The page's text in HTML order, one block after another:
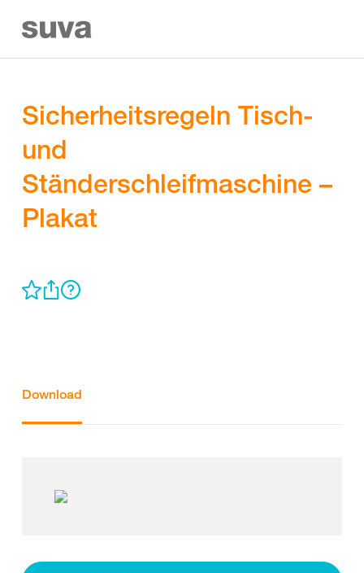
Sicherheitsregeln Tisch-
und
Ständerschleifmaschine –
Plakat
Download